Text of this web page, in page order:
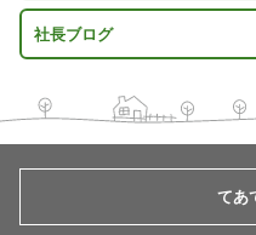
社長ブログ
てあ